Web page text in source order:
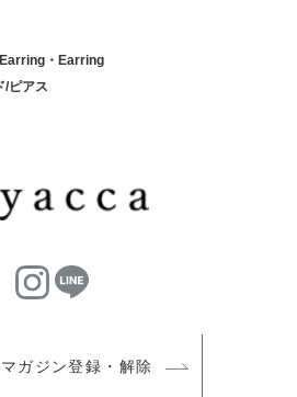
・Earring
/ピアス
ガジン登録・解除